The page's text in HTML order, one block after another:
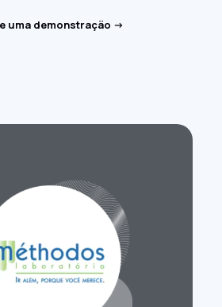
uma demonstração ->